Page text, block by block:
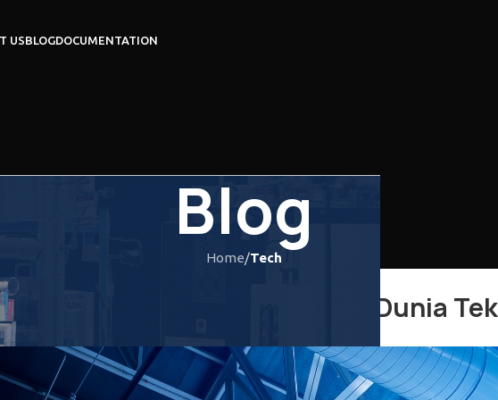
USBLOGDOCUMENTATION
Blog
Home/Tech
Dampak AI bagi Insinyur dan Dunia